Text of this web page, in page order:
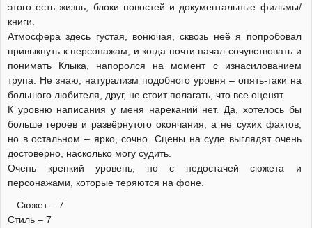
этого есть жизнь, блоки новостей и документальные фильмы/
книги.
Атмосфера здесь густая, вонючая, сквозь неё я попробовал
привыкнуть к персонажам, и когда почти начал сочувствовать и
понимать Клыка, напоролся на момент с изнасилованием
трупа. Не знаю, натурализм подобного уровня – опять-таки на
большого любителя, друг, не стоит полагать, что все оценят.
К уровню написания у меня нареканий нет. Да, хотелось бы
больше героев и развёрнутого окончания, а не сухих фактов,
но в остальном – ярко, сочно. Сцены на суде выглядят очень
достоверно, насколько могу судить.
Очень крепкий уровень, но с недостачей сюжета и
персонажами, которые теряются на фоне.
Сюжет – 7
Стиль – 7